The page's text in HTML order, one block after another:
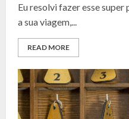
Eu resolvi fazer esse
a sua viagem,...
READ MORE